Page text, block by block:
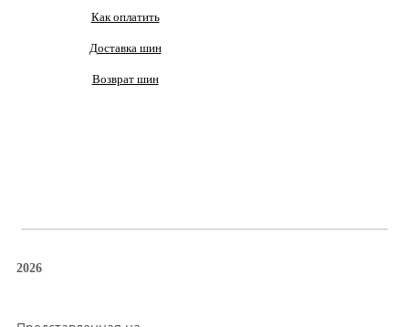
Как оплатить
Доставка шин
Возврат шин
2026